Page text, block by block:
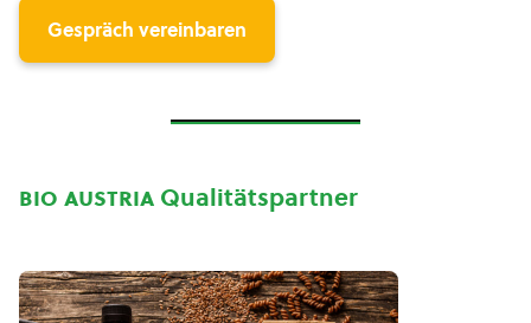
Gespräch vereinbaren
bio austria Qualitätspartner